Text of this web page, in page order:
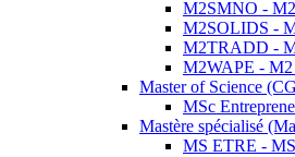
M2SMNO - M2
M2SOLIDS -
M2TRADD -
M2WAPE - M2
Master of Science
MSc
Mastère spécialisé
MS ETRE - MS